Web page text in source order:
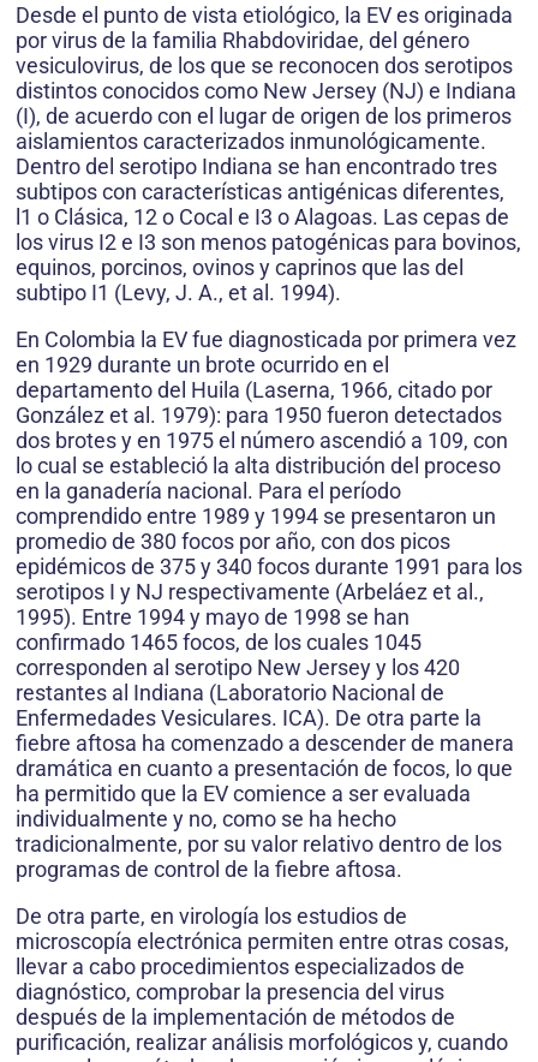
Desde el punto de vista etiológico, la EV es originada
por virus de la familia Rhabdoviridae, del género
vesiculovirus, de los que se reconocen dos serotipos
distintos conocidos como New Jersey (NJ) e Indiana
(I), de acuerdo con el lugar de origen de los primeros
aislamientos caracterizados inmunológicamente.
Dentro del serotipo Indiana se han encontrado tres
subtipos con características antigénicas diferentes,
l1 o Clásica, 12 o Cocal e I3 o Alagoas. Las cepas de
los virus I2 e I3 son menos patogénicas para bovinos,
equinos, porcinos, ovinos y caprinos que las del
subtipo I1 (Levy, J. A., et al. 1994).
En Colombia la EV fue diagnosticada por primera vez
en 1929 durante un brote ocurrido en el
departamento del Huila (Laserna, 1966, citado por
González et al. 1979): para 1950 fueron detectados
dos brotes y en 1975 el número ascendió a 109, con
lo cual se estableció la alta distribución del proceso
en la ganadería nacional. Para el período
comprendido entre 1989 y 1994 se presentaron un
promedio de 380 focos por año, con dos picos
epidémicos de 375 y 340 focos durante 1991 para los
serotipos I y NJ respectivamente (Arbeláez et al.,
1995). Entre 1994 y mayo de 1998 se han
confirmado 1465 focos, de los cuales 1045
corresponden al serotipo New Jersey y los 420
restantes al Indiana (Laboratorio Nacional de
Enfermedades Vesiculares. ICA). De otra parte la
fiebre aftosa ha comenzado a descender de manera
dramática en cuanto a presentación de focos, lo que
ha permitido que la EV comience a ser evaluada
individualmente y no, como se ha hecho
tradicionalmente, por su valor relativo dentro de los
programas de control de la fiebre aftosa.
De otra parte, en virología los estudios de
microscopía electrónica permiten entre otras cosas,
llevar a cabo procedimientos especializados de
diagnóstico, comprobar la presencia del virus
después de la implementación de métodos de
purificación, realizar análisis morfológicos y, cuando